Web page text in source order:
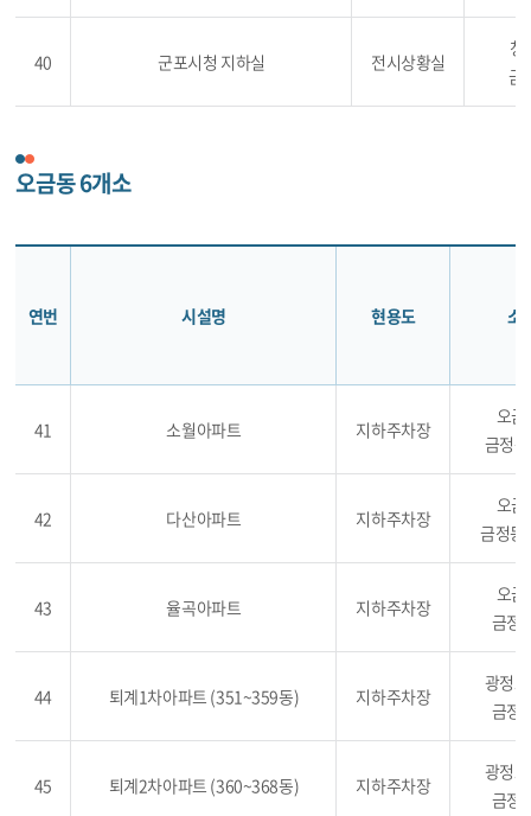
40 군포시청 지하실 전시상황실
청
금
오금동 6개소
연번 시설명 현용도 소
41 소월아파트 지하주차장
오금
금정
42 다산아파트 지하주차장
오금
금정동
43 율곡아파트 지하주차장
오금
금정
44 퇴계1차아파트 (351~359동) 지하주차장
광정
금정
45 퇴계2차아파트 (360~368동) 지하주차장
광정
금정